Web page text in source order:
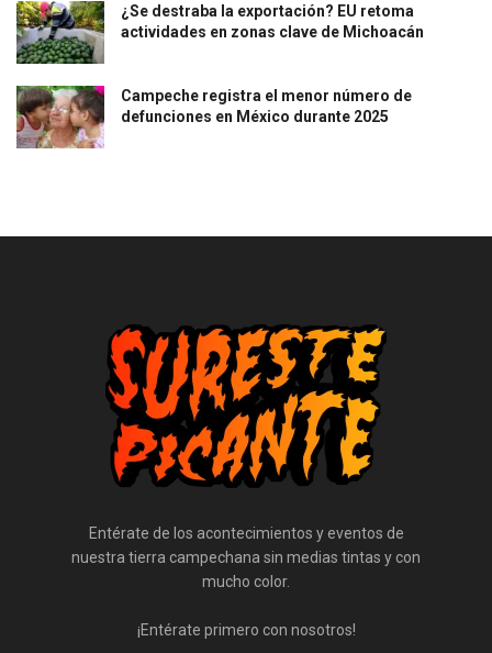
¿Se destraba la exportación? EU retoma
actividades en zonas clave de Michoacán
Campeche registra el menor número de
defunciones en México durante 2025
Entérate de los acontecimientos y eventos de
nuestra tierra campechana sin medias tintas y con
mucho color.
¡Entérate primero con nosotros!